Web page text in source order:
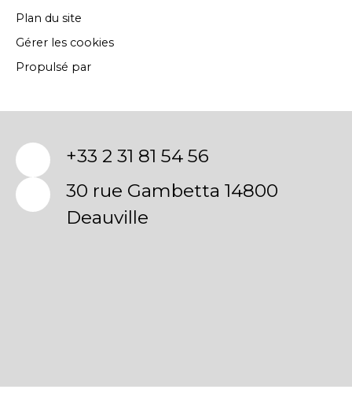
Plan du site
Gérer les cookies
Propulsé par
+33 2 31 81 54 56
30 rue Gambetta 14800
Deauville